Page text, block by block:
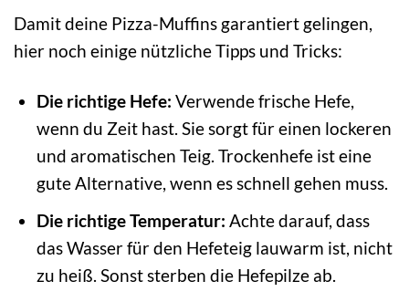
Damit deine Pizza-Muffins garantiert gelingen,
hier noch einige nützliche Tipps und Tricks:
Die richtige Hefe: Verwende frische Hefe,
wenn du Zeit hast. Sie sorgt für einen lockeren
und aromatischen Teig. Trockenhefe ist eine
gute Alternative, wenn es schnell gehen muss.
Die richtige Temperatur: Achte darauf, dass
das Wasser für den Hefeteig lauwarm ist, nicht
zu heiß. Sonst sterben die Hefepilze ab.